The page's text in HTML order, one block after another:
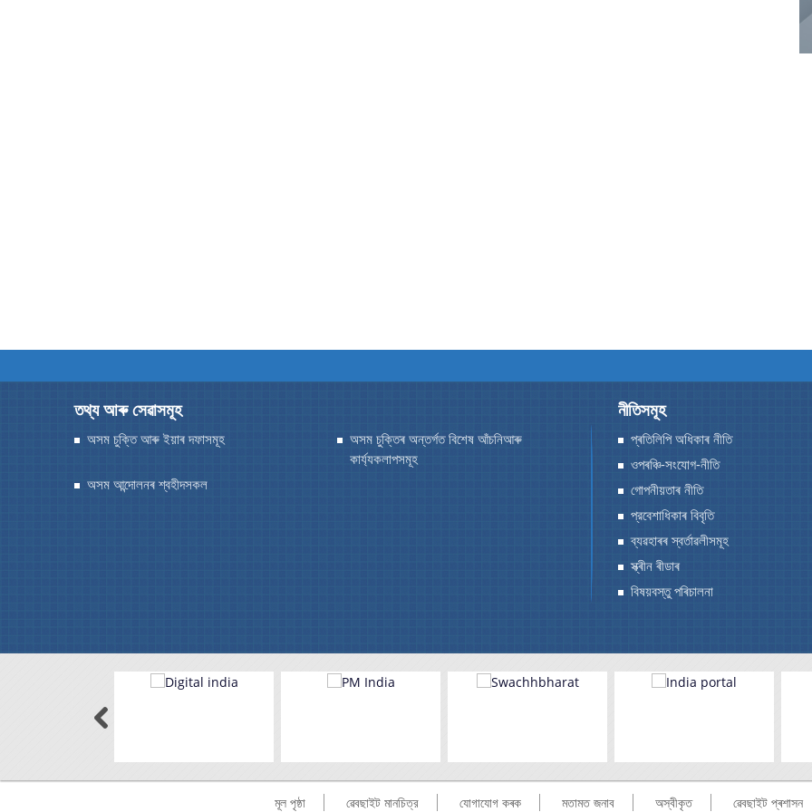
তথ্য আৰু সেৱাসমূহ
অসম চুক্তি আৰু ইয়াৰ দফাসমূহ
অসম চুক্তিৰ অন্তৰ্গত বিশেষ আঁচনিআৰু
কাৰ্য্যকলাপসমূহ
অসম আন্দোলনৰ শ্বহীদসকল
নীতিসমূহ
প্ৰতিলিপি অধিকাৰ নীতি
ওপৰঞ্চি-সংযোগ-নীতি
গোপনীয়তাৰ নীতি
প্রবেশাধিকাৰ বিবৃতি
ব্যৱহাৰৰ স্বর্তাৱলীসমূহ
স্ক্ৰীন ৰীডাৰ
বিষয়বস্তু পৰিচালনা
মূল পৃষ্ঠা ৱেবছাইট মানচিত্র যোগাযোগ কৰক মতামত জনাব অস্বীকৃত ৱেবছাইট প্ৰশাসন